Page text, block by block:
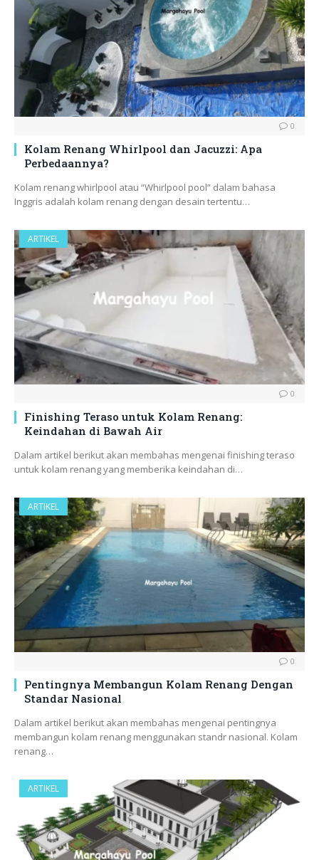
0
Kolam Renang Whirlpool dan Jacuzzi: Apa
Perbedaannya?
Kolam renang whirlpool atau “Whirlpool pool” dalam bahasa
Inggris adalah kolam renang dengan desain tertentu…
ARTIKEL
0
Finishing Teraso untuk Kolam Renang:
Keindahan di Bawah Air
Dalam artikel berikut akan membahas mengenai finishing teraso
untuk kolam renang yang memberika keindahan di…
ARTIKEL
0
Pentingnya Membangun Kolam Renang Dengan
Standar Nasional
Dalam artikel berikut akan membahas mengenai pentingnya
membangun kolam renang menggunakan standr nasional. Kolam
renang…
ARTIKEL